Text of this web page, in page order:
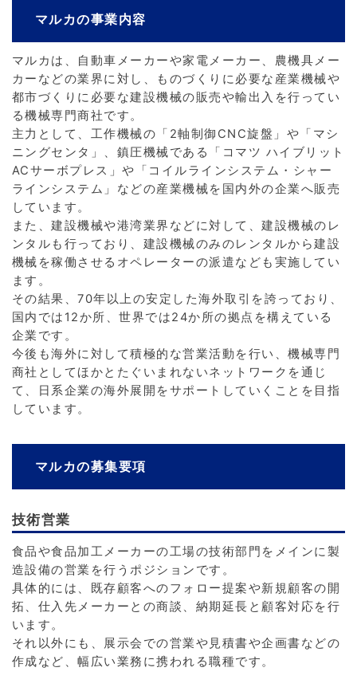
マルカの事業内容
マルカは、自動車メーカーや家電メーカー、農機具メー
カーなどの業界に対し、ものづくりに必要な産業機械や
都市づくりに必要な建設機械の販売や輸出入を行ってい
る機械専門商社です。
主力として、工作機械の「2軸制御CNC旋盤」や「マシ
ニングセンタ」、鎮圧機械である「コマツ ハイブリット
ACサーボプレス」や「コイルラインシステム・シャー
ラインシステム」などの産業機械を国内外の企業へ販売
しています。
また、建設機械や港湾業界などに対して、建設機械のレ
ンタルも行っており、建設機械のみのレンタルから建設
機械を稼働させるオペレーターの派遣なども実施してい
ます。
その結果、70年以上の安定した海外取引を誇っており、
国内では12か所、世界では24か所の拠点を構えている
企業です。
今後も海外に対して積極的な営業活動を行い、機械専門
商社としてほかとたぐいまれないネットワークを通じ
て、日系企業の海外展開をサポートしていくことを目指
しています。
マルカの募集要項
技術営業
食品や食品加工メーカーの工場の技術部門をメインに製
造設備の営業を行うポジションです。
具体的には、既存顧客へのフォロー提案や新規顧客の開
拓、仕入先メーカーとの商談、納期延長と顧客対応を行
います。
それ以外にも、展示会での営業や見積書や企画書などの
作成など、幅広い業務に携われる職種です。